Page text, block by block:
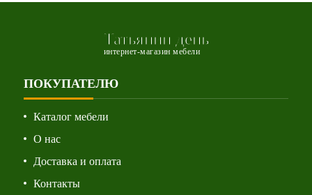
Татьянин день
интернет-магазин мебели
ПОКУПАТЕЛЮ
Каталог мебели
О нас
Доставка и оплата
Контакты